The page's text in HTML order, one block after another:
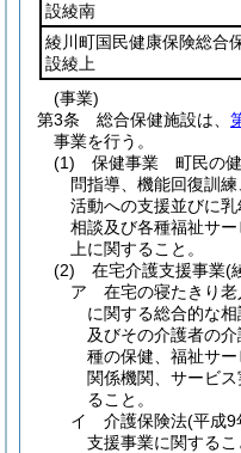
設綾南
綾川町国民健康保険総合
設綾上
(事業)
第3条
総合保健施設は、
事業を行う。
(1)
保健事業 町民の健
問指導、機能回復訓
活動への支援並びに
相談及び各種福祉サ
上に関すること。
(2)
在宅介護支援事業(
ア
在宅の寝たきり
に関する総合的な
及びその介護者の
種の保健、福祉サ
関係機関、サービ
ること。
イ
介護保険法(平成9
支援事業に関するこ